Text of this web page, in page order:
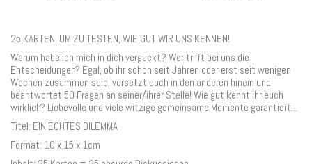
25 KARTEN, UM ZU TESTEN, WIE GUT WIR UNS KENNEN!
Warum habe ich mich in dich verguckt? Wer trifft bei uns die
Entscheidungen? Egal, ob ihr schon seit Jahren oder erst seit wenigen
Wochen zusammen seid, versetzt euch in den anderen hinein und
beantwortet 50 Fragen an seiner/ihrer Stelle! Wie gut kennt ihr euch
wirklich? Liebevolle und viele witzige gemeinsame Momente garantiert...
Titel: EIN ECHTES DILEMMA
Format: 10 x 15 x 1cm